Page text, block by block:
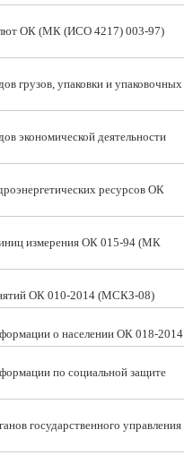
ОК (МК (ИСО 4217) 003-97)
грузов, упаковки и упаковочных
экономической деятельности
ресурсов ОК
измерения ОК 015-94 (МК
ОК 010-2014 (МСКЗ-08)
о населении ОК 018-2014
по социальной защите
государственного управления